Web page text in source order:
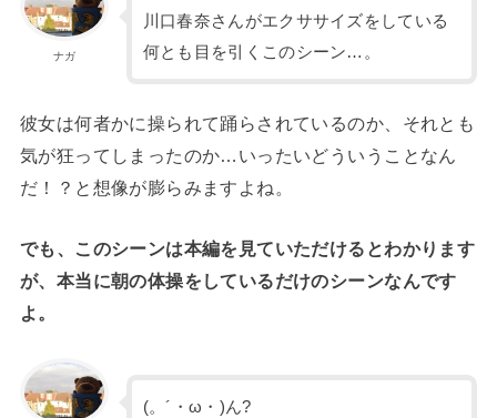
ナガ
川口春奈さんがエクササイズをしている
何とも目を引くこのシーン…。
彼女は何者かに操られて踊らされているのか、それとも
気が狂ってしまったのか…いったいどういうことなん
だ！？と想像が膨らみますよね。
でも、このシーンは本編を見ていただけるとわかります
が、本当に朝の体操をしているだけのシーンなんです
よ。
(。´・ω・)ん?